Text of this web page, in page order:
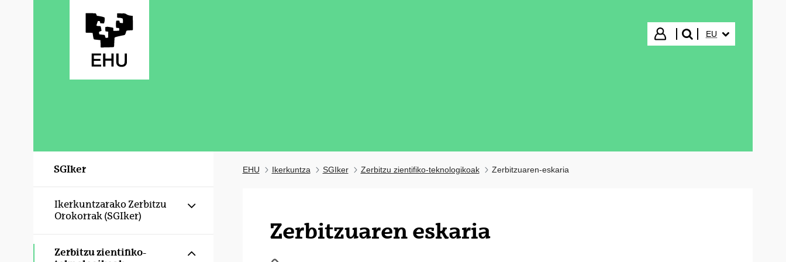
Hasi saioa
bilatu"
EU
SGIker
Ikerkuntzarako Zerbitzu
Orokorrak (SGIker)
Erakutsi/izkutatu azpiorriak
Zerbitzu zientifiko-
Erakutsi/izkutatu azpiorriak
EHU Ikerkuntza SGIker Zerbitzu zientifiko-teknologikoak Zerbitzuaren-eskaria
Zerbitzuaren eskaria